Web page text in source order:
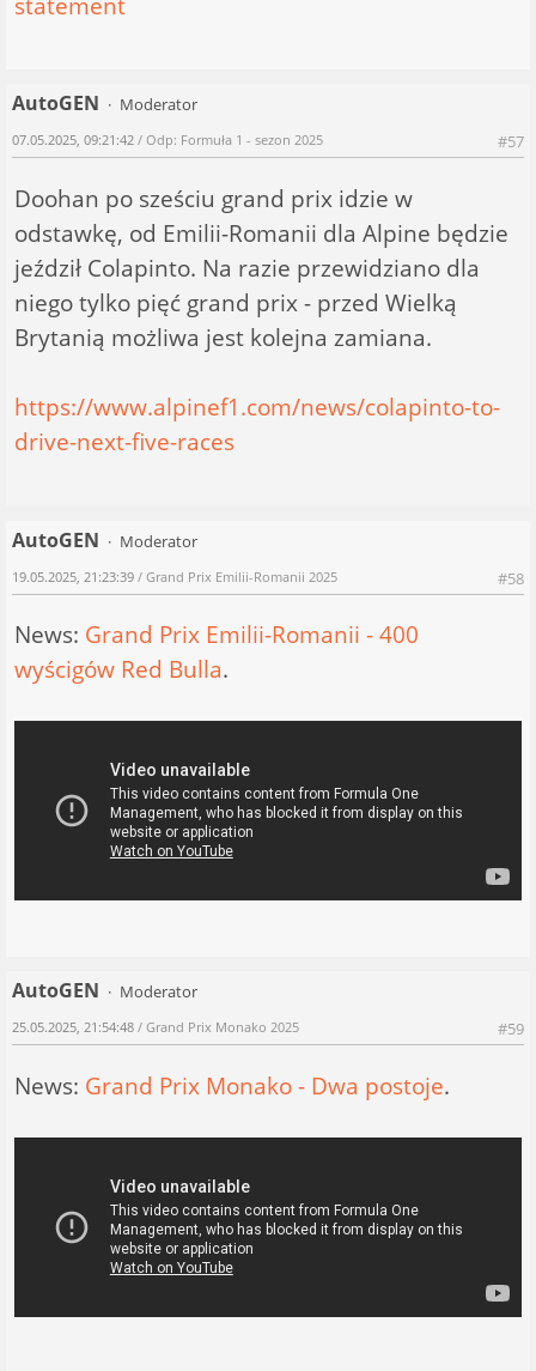
AutoGEN
Moderator
#57
07.05.2025, 09:21:42 / Odp: Formuła 1 - sezon 2025
Doohan po sześciu grand prix idzie w
odstawkę, od Emilii-Romanii dla Alpine będzie
jeździł Colapinto. Na razie przewidziano dla
niego tylko pięć grand prix - przed Wielką
Brytanią możliwa jest kolejna zamiana.
https://www.alpinef1.com/news/colapinto-to-
drive-next-five-races
AutoGEN
Moderator
#58
19.05.2025, 21:23:39 / Grand Prix Emilii-Romanii 2025
News: Grand Prix Emilii-Romanii - 400
wyścigów Red Bulla.
AutoGEN
Moderator
#59
25.05.2025, 21:54:48 / Grand Prix Monako 2025
News: Grand Prix Monako - Dwa postoje.